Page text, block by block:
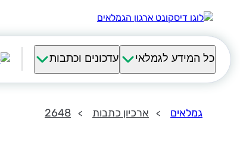
כל המידע לגמלאי עדכונים וכתבות
גמלאים ארכיון כתבות 2648